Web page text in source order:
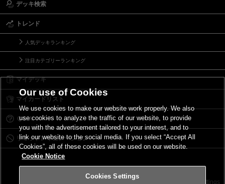
デッキ検索
トレンド
人気デッキランキング
注目カテゴリーランキング
マイデッキ
マイカードリスト
Ｑ＆Ａ
リミットレギュレーション
サイトポリシー Cookies Settings
Our use of Cookies
We use cookies to make our website work properly. We also
use cookies to analyze the traffic of our website, to provide
you with the advertisement tailored to your interest, and to
link our website to the social media. If you select “Accept All
Cookies”, all of these cookies will be used on our website.
Cookie Notice
Cookies Settings